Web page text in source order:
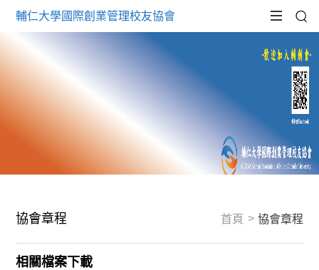
輔仁大學國際創業管理校友協會
協會章程 首頁 協會章程
相關檔案下載